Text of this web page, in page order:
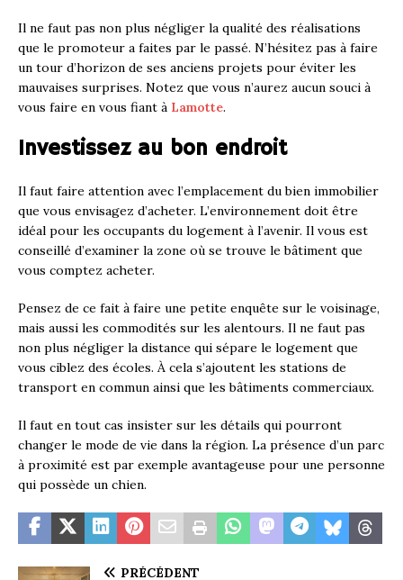
Il ne faut pas non plus négliger la qualité des réalisations
que le promoteur a faites par le passé. N’hésitez pas à faire
un tour d’horizon de ses anciens projets pour éviter les
mauvaises surprises. Notez que vous n’aurez aucun souci à
vous faire en vous fiant à Lamotte.
Investissez au bon endroit
Il faut faire attention avec l’emplacement du bien immobilier
que vous envisagez d’acheter. L’environnement doit être
idéal pour les occupants du logement à l’avenir. Il vous est
conseillé d’examiner la zone où se trouve le bâtiment que
vous comptez acheter.
Pensez de ce fait à faire une petite enquête sur le voisinage,
mais aussi les commodités sur les alentours. Il ne faut pas
non plus négliger la distance qui sépare le logement que
vous ciblez des écoles. À cela s’ajoutent les stations de
transport en commun ainsi que les bâtiments commerciaux.
Il faut en tout cas insister sur les détails qui pourront
changer le mode de vie dans la région. La présence d’un parc
à proximité est par exemple avantageuse pour une personne
qui possède un chien.
PRÉCÉDENT